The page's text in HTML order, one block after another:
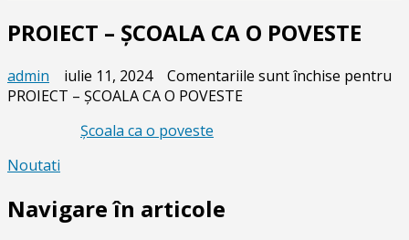
PROIECT – ŞCOALA CA O POVESTE
admin iulie 11, 2024 Comentariile sunt închise pentru
PROIECT – ŞCOALA CA O POVESTE
Școala ca o poveste
Noutati
Navigare în articole